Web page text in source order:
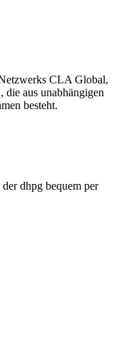
CLA Global,
die aus unabhängigen
besteht.
dhpg bequem per